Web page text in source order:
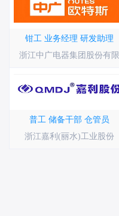
钳工 业务经理 研发助理
浙江中广电器集团股份有限
普工 储备干部 仓管员
浙江嘉利(丽水)工业股份